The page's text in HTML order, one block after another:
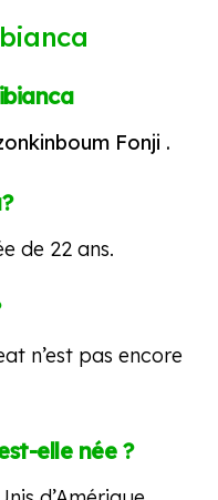
Fonji .
de 22 ans.
n’est pas encore
elle née ?